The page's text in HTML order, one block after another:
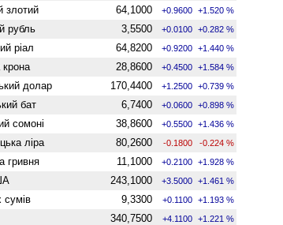
злотий 64,1000 +0.9600 +1.520 %
рубль 3,5500 +0.0100 +0.282 %
ріал 64,8200 +0.9200 +1.440 %
28,8600 +0.4500 +1.584 %
долар 170,4400 +1.2500 +0.739 %
бат 6,7400 +0.0600 +0.898 %
сомоні 38,8600 +0.5500 +1.436 %
ліра 80,2600 -0.1800 -0.224 %
гривня 11,1000 +0.2100 +1.928 %
243,1000 +3.5000 +1.461 %
сумів 9,3300 +0.1100 +1.193 %
340,7500 +4.1100 +1.221 %